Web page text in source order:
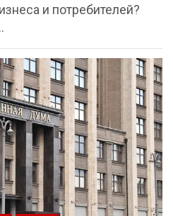
и потребителей?